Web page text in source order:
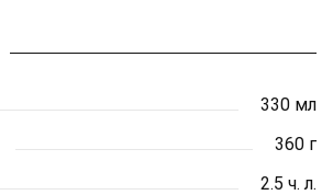
330 мл
360 г
2.5 ч. л.